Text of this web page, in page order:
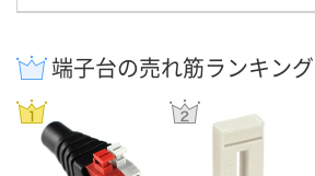
端子台の売れ筋ランキング